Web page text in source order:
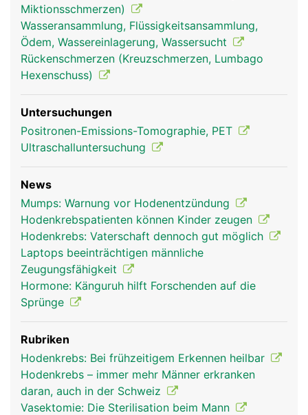
Miktionsschmerzen)
Wasseransammlung, Flüssigkeitsansammlung,
Ödem, Wassereinlagerung, Wassersucht
Rückenschmerzen (Kreuzschmerzen, Lumbago
Hexenschuss)
Untersuchungen
Positronen-Emissions-Tomographie, PET
Ultraschalluntersuchung
News
Mumps: Warnung vor Hodenentzündung
Hodenkrebspatienten können Kinder zeugen
Hodenkrebs: Vaterschaft dennoch gut möglich
Laptops beeinträchtigen männliche
Zeugungsfähigkeit
Hormone: Känguruh hilft Forschenden auf die
Sprünge
Rubriken
Hodenkrebs: Bei frühzeitigem Erkennen heilbar
Hodenkrebs – immer mehr Männer erkranken
daran, auch in der Schweiz
Vasektomie: Die Sterilisation beim Mann